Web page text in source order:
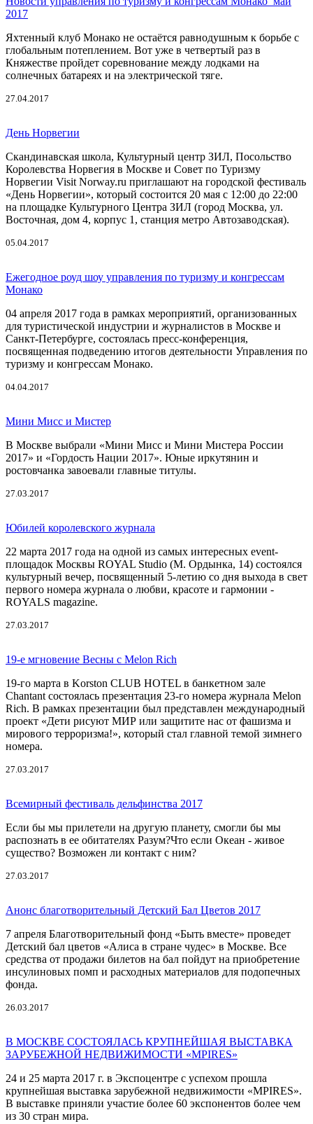
2017
Яхтенный клуб Монако не остаётся равнодушным к борьбе с
глобальным потеплением. Вот уже в четвертый раз в
Княжестве пройдет соревнование между лодками на
солнечных батареях и на электрической тяге.
27.04.2017
День Норвегии
Скандинавская школа, Культурный центр ЗИЛ, Посольство
Королевства Норвегия в Москве и Совет по Туризму
Норвегии Visit Norway.ru приглашают на городской фестиваль
«День Норвегии», который состоится 20 мая c 12:00 до 22:00
на площадке Культурного Центра ЗИЛ (город Москва, ул.
Восточная, дом 4, корпус 1, станция метро Автозаводская).
05.04.2017
Ежегодное роуд шоу управления по туризму и конгрессам
Монако
04 апреля 2017 года в рамках мероприятий, организованных
для туристической индустрии и журналистов в Москве и
Санкт-Петербурге, состоялась пресс-конференция,
посвященная подведению итогов деятельности Управления по
туризму и конгрессам Монако.
04.04.2017
Мини Мисс и Мистер
В Москве выбрали «Мини Мисс и Мини Мистера России
2017» и «Гордость Нации 2017». Юные иркутянин и
ростовчанка завоевали главные титулы.
27.03.2017
Юбилей королевского журнала
22 марта 2017 года на одной из самых интересных event-
площадок Москвы ROYAL Studio (М. Ордынка, 14) состоялся
культурный вечер, посвященный 5-летию со дня выхода в свет
первого номера журнала о любви, красоте и гармонии -
ROYALS magazine.
27.03.2017
19-е мгновение Весны с Melon Rich
19-го марта в Korston CLUB HOTEL в банкетном зале
Chantant состоялась презентация 23-го номера журнала Melon
Rich. В рамках презентации был представлен международный
проект «Дети рисуют МИР или защитите нас от фашизма и
мирового терроризма!», который стал главной темой зимнего
номера.
27.03.2017
Всемирный фестиваль дельфинства 2017
Если бы мы прилетели на другую планету, смогли бы мы
распознать в ее обитателях Разум? ​ Что если Океан - живое
существо? Возможен ли контакт с ним?
27.03.2017
Анонс благотворительный Детский Бал Цветов 2017
7 апреля Благотворительный фонд «Быть вместе» проведет
Детский бал цветов «Алиса в стране чудес» в Москве. Все
средства от продажи билетов на бал пойдут на приобретение
инсулиновых помп и расходных материалов для подопечных
фонда.
26.03.2017
В МОСКВЕ СОСТОЯЛАСЬ КРУПНЕЙШАЯ ВЫСТАВКА
ЗАРУБЕЖНОЙ НЕДВИЖИМОСТИ «MPIRES»
24 и 25 марта 2017 г. в Экспоцентре с успехом прошла
крупнейшая выставка зарубежной недвижимости «MPIRES».
В выставке приняли участие более 60 экспонентов более чем
из 30 стран мира.